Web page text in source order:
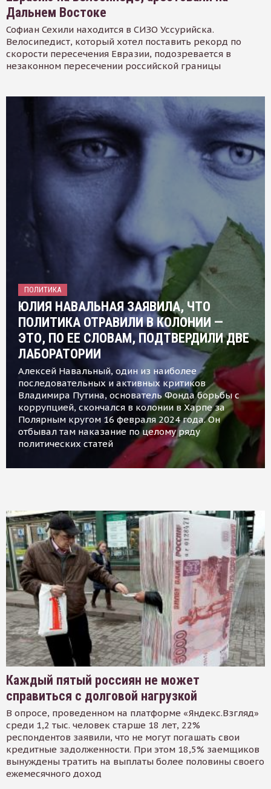
Дальнем Востоке
Софиан Сехили находится в СИЗО Уссурийска.
Велосипедист, который хотел поставить рекорд по
скорости пересечения Евразии, подозревается в
незаконном пересечении российской границы
ПОЛИТИКА
ЮЛИЯ НАВАЛЬНАЯ ЗАЯВИЛА, ЧТО
ПОЛИТИКА ОТРАВИЛИ В КОЛОНИИ —
ЭТО, ПО ЕЕ СЛОВАМ, ПОДТВЕРДИЛИ ДВЕ
ЛАБОРАТОРИИ
Алексей Навальный, один из наиболее
последовательных и активных критиков
Владимира Путина, основатель Фонда борьбы с
коррупцией, скончался в колонии в Харпе за
Полярным кругом 16 февраля 2024 года. Он
отбывал там наказание по целому ряду
политических статей
Каждый пятый россиян не может
справиться с долговой нагрузкой
В опросе, проведенном на платформе «Яндекс.Взгляд»
среди 1,2 тыс. человек старше 18 лет, 22%
респондентов заявили, что не могут погашать свои
кредитные задолженности. При этом 18,5% заемщиков
вынуждены тратить на выплаты более половины своего
ежемесячного доход